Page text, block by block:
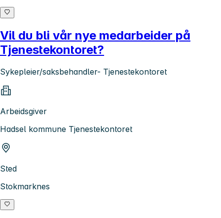
Vil du bli vår nye medarbeider på
Tjenestekontoret?
Sykepleier/saksbehandler- Tjenestekontoret
Arbeidsgiver
Hadsel kommune Tjenestekontoret
Sted
Stokmarknes